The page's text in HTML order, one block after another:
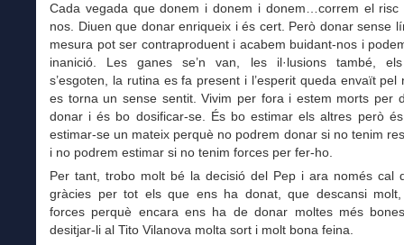
Cada vegada que donem i donem i donem…correm el risc
nos. Diuen que donar enriqueix i és cert. Però donar sense
mesura pot ser contraproduent i acabem buidant-nos i
inanició. Les ganes se’n van, les il·lusions també,
s’esgoten, la rutina es fa present i l’esperit queda envaït pel
es torna un sense sentit. Vivim per fora i estem morts per
donar i és bo dosificar-se. És bo estimar els altres però
estimar-se un mateix perquè no podrem donar si no tenim
i no podrem estimar si no tenim forces per fer-ho.
Per tant, trobo molt bé la decisió del Pep i ara només cal
gràcies per tot els que ens ha donat, que descansi
forces perquè encara ens ha de donar moltes més
desitjar-li al Tito Vilanova molta sort i molt bona feina.